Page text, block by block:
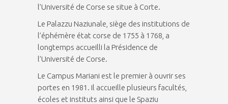
l’Université de Corse se situe à Corte.
Le Palazzu Naziunale, siège des institutions de
l’éphémère état corse de 1755 à 1768, a
longtemps accueilli la Présidence de
l’Université de Corse.
Le Campus Mariani est le premier à ouvrir ses
portes en 1981. Il accueille plusieurs facultés,
écoles et instituts ainsi que le Spaziu